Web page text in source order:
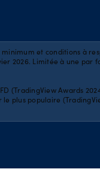
minimum et conditions à
2026. Limitée à une par
(TradingView Awards
plus populaire